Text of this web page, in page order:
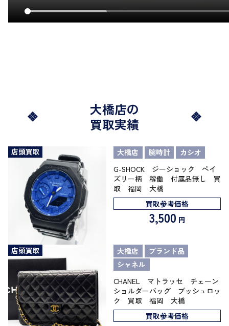
大橋店の
買取実績
店頭買取 大橋店 腕時計
カシオ
G-SHOCK ジーショック ペイ
ズリー柄 稼働 付属品無し 買
取 福岡 大橋
買取参考価格
3,500 円
店頭買取 大橋店
ブランド品
シャネル
CHANEL マトラッセ チェーン
ショルダーバッグ プッシュロッ
ク 買取 福岡 大橋
買取参考価格